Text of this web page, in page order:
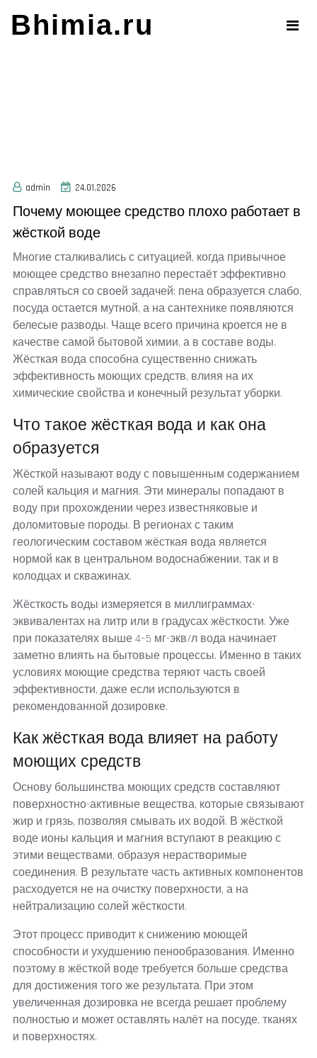
Bhimia.ru
admin 24.01.2026
Почему моющее средство плохо работает в
жёсткой воде
Многие сталкивались с ситуацией, когда привычное
моющее средство внезапно перестаёт эффективно
справляться со своей задачей: пена образуется слабо,
посуда остается мутной, а на сантехнике появляются
белесые разводы. Чаще всего причина кроется не в
качестве самой бытовой химии, а в составе воды.
Жёсткая вода способна существенно снижать
эффективность моющих средств, влияя на их
химические свойства и конечный результат уборки.
Что такое жёсткая вода и как она
образуется
Жёсткой называют воду с повышенным содержанием
солей кальция и магния. Эти минералы попадают в
воду при прохождении через известняковые и
доломитовые породы. В регионах с таким
геологическим составом жёсткая вода является
нормой как в центральном водоснабжении, так и в
колодцах и скважинах.
Жёсткость воды измеряется в миллиграммах-
эквивалентах на литр или в градусах жёсткости. Уже
при показателях выше 4–5 мг-экв/л вода начинает
заметно влиять на бытовые процессы. Именно в таких
условиях моющие средства теряют часть своей
эффективности, даже если используются в
рекомендованной дозировке.
Как жёсткая вода влияет на работу
моющих средств
Основу большинства моющих средств составляют
поверхностно-активные вещества, которые связывают
жир и грязь, позволяя смывать их водой. В жёсткой
воде ионы кальция и магния вступают в реакцию с
этими веществами, образуя нерастворимые
соединения. В результате часть активных компонентов
расходуется не на очистку поверхности, а на
нейтрализацию солей жёсткости.
Этот процесс приводит к снижению моющей
способности и ухудшению пенообразования. Именно
поэтому в жёсткой воде требуется больше средства
для достижения того же результата. При этом
увеличенная дозировка не всегда решает проблему
полностью и может оставлять налёт на посуде, тканях
и поверхностях.